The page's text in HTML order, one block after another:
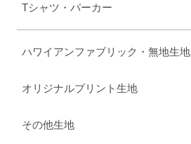
Tシャツ・パーカー
ハワイアンファブリック・無地生地
オリジナルプリント生地
その他生地